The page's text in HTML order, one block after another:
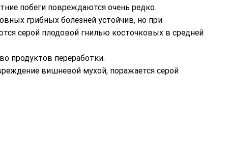
побеги повреждаются очень редко.
грибных болезней устойчив, но при
серой плодовой гнилью косточковых в средней
продуктов переработки.
вишневой мухой, поражается серой